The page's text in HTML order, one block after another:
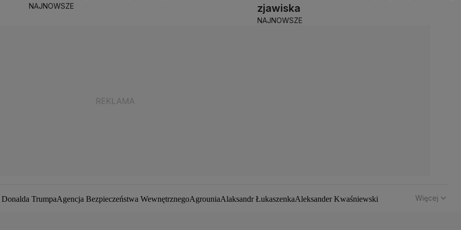
NAJNOWSZE
zjawiska
NAJNOWSZE
TrumpaAgencja Bezpieczeństwa WewnętrznegoAgrouniaAlaksandr ŁukaszenkaAleksander Kwaśniewski
Więcej